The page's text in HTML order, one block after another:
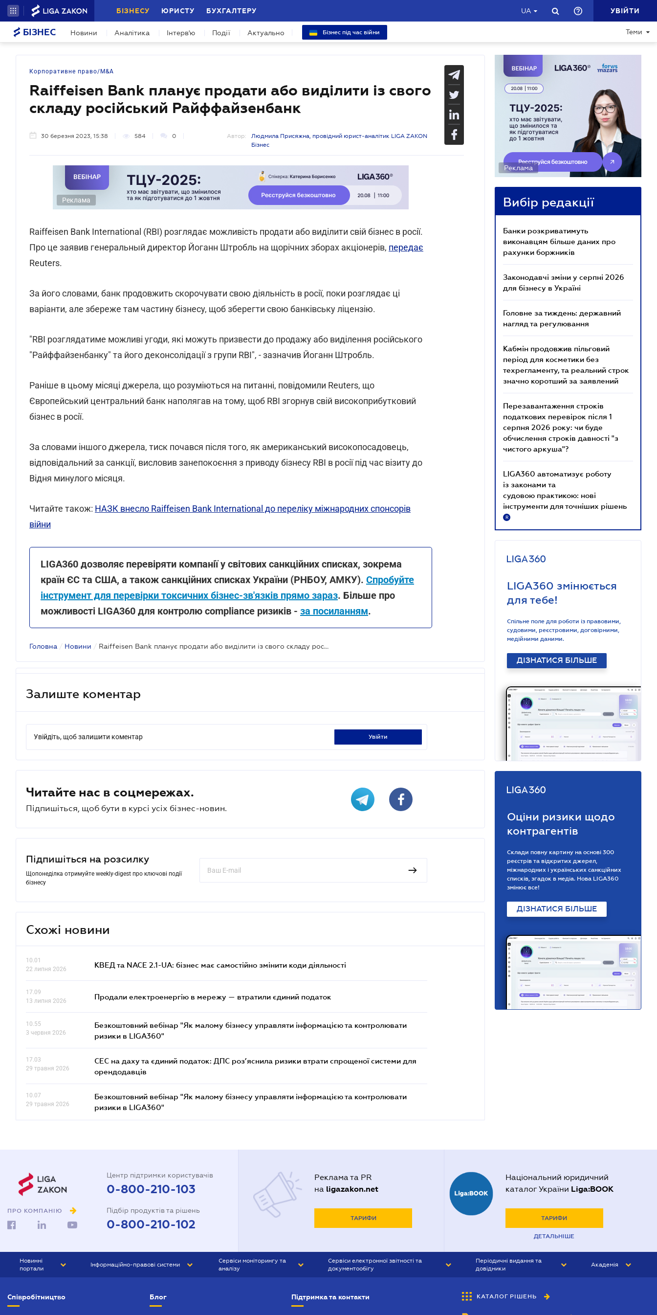
БІЗНЕСУ ЮРИСТУ БУХГАЛТЕРУ UA УВІЙТИ
БІЗНЕС Новини Аналітика Інтерв'ю Події Актуально Бізнес під час війни Теми
Корпоративне право/M&A
Raiffeisen Bank планує продати або виділити із свого
складу російський Райффайзенбанк
30 березня 2023, 15:38 584 0 Автор:
Людмила Присяжна, провідний юрист-аналітик LIGA ZAKON
Бізнес
Реклама
Raiffeisen Bank International (RBI) розглядає можливість продати або виділити свій бізнес в росії.
Про це заявив генеральный директор Йоганн Штробль на щорічних зборах акціонерів, передає
Reuters.
За його словами, банк продовжить скорочувати свою діяльність в росії, поки розглядає ці
варіанти, але збереже там частину бізнесу, щоб зберегти свою банківську ліцензію.
"RBI розглядатиме можливі угоди, які можуть призвести до продажу або виділення російського
"Райффайзенбанку" та його деконсолідації з групи RBI", - зазначив Йоганн Штробль.
Раніше в цьому місяці джерела, що розуміються на питанні, повідомили Reuters, що
Європейський центральний банк наполягав на тому, щоб RBI згорнув свій високоприбутковий
бізнес в росії.
За словами іншого джерела, тиск почався після того, як американський високопосадовець,
відповідальний за санкції, висловив занепокоєння з приводу бізнесу RBI в росії під час візиту до
Відня минулого місяця.
Читайте також: НАЗК внесло Raiffeisen Bank International до переліку міжнародних спонсорів
війни
LIGA360 дозволяє перевіряти компанії у світових санкційних списках, зокрема
країн ЄС та США, а також санкційних списках України (РНБОУ, АМКУ). Спробуйте
інструмент для перевірки токсичних бізнес-зв'язків прямо зараз. Більше про
можливості LIGA360 для контролю compliance ризиків - за посиланням.
Головна / Новини / Raiffeisen Bank планує продати або виділити із свого складу російський Райффайзенбанк
Залиште коментар
Увійдіть, щоб залишити коментар увійти
Читайте нас в соцмережах.
Підпишіться, щоб бути в курсі усіх бізнес-новин.
Підпишіться на розсилку
Щопонеділка отримуйте weekly-digest про ключові події
бізнесу
Схожі новини
10.01
22 липня 2026
КВЕД та NACE 2.1-UA: бізнес має самостійно змінити коди діяльності
17.09
13 липня 2026
Продали електроенергію в мережу — втратили єдиний податок
10.55
3 червня 2026
Безкоштовний вебінар "Як малому бізнесу управляти інформацією та контролювати
ризики в LIGA360"
17.03
29 травня 2026
СЕС на даху та єдиний податок: ДПС роз’яснила ризики втрати спрощеної системи для
орендодавців
10.07
29 травня 2026
Безкоштовний вебінар "Як малому бізнесу управляти інформацією та контролювати
ризики в LIGA360"
Реклама
Вибір редакції
Банки розкриватимуть
виконавцям більше даних про
рахунки боржників
Законодавчі зміни у серпні 2026
для бізнесу в Україні
Головне за тиждень: державний
нагляд та регулювання
Кабмін продовжив пільговий
період для косметики без
техрегламенту, та реальний строк
значно коротший за заявлений
Перезавантаження строків
податкових перевірок після 1
серпня 2026 року: чи буде
обчислення строків давності "з
чистого аркуша"?
LIGA360 автоматизує роботу
із законами та
судовою практикою: нові
інструменти для точніших рішень
R
LIGA360 змінюється
для тебе!
Спільне поле для роботи із правовими,
судовими, реєстровими, договірними,
медійними даними.
ДІЗНАТИСЯ БІЛЬШЕ
Оціни ризики щодо
контрагентів
Склади повну картину на основі 300
реєстрів та відкритих джерел,
міжнародних і українських санкційних
списків, згадок в медіа. Нова LIGA360
змінює все!
ДІЗНАТИСЯ БІЛЬШЕ
ПРО КОМПАНІЮ
Центр підтримки користувачів
0-800-210-103
Підбір продуктів та рішень
0-800-210-102
Реклама та PR
на ligazakon.net
ТАРИФИ
Національний юридичний
каталог України Liga:BOOK
ТАРИФИ
ДЕТАЛЬНІШЕ
Новинні
портали
БІЗНЕС
Інформаційно-правові системи
Сервіси моніторингу та
аналізу
Сервіси електронної звітності та
документообігу
Періодичні видання та
довідники
БУХГАЛТЕР&ЗАКОН
Академія
Співробітництво Блог Підтримка та контакти КАТАЛОГ РІШЕНЬ